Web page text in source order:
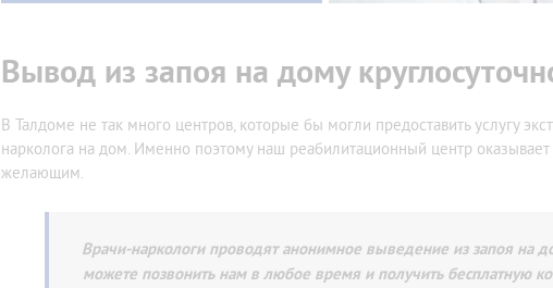
Вывод из запоя на дому
В Талдоме не так много центров, которые бы могли предоставить услугу
нарколога на дом. Именно поэтому наш реабилитационный центр
желающим.
Врачи-наркологи проводят анонимное выведение из запоя на
можете позвонить нам в любое время и получить бесплатную